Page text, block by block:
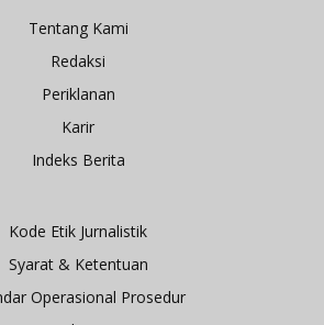
Tentang Kami
Redaksi
Periklanan
Karir
Indeks Berita
Kode Etik Jurnalistik
Syarat & Ketentuan
Operasional Prosedur